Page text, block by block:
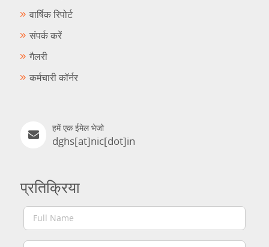
वार्षिक रिपोर्ट
संपर्क करें
गैलरी
कर्मचारी कॉर्नर
हमें एक ईमेल भेजो
dghs[at]nic[dot]in
प्रतिक्रिया